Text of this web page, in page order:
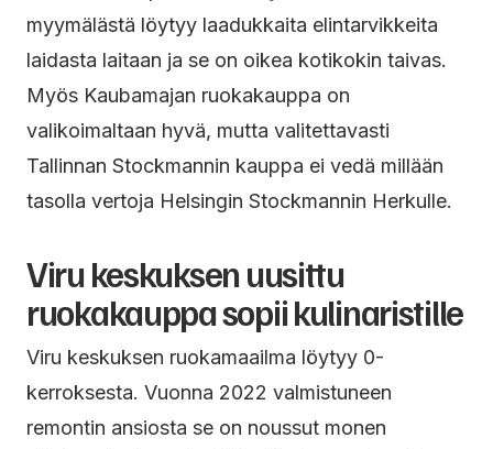
myymälästä löytyy laadukkaita elintarvikkeita
laidasta laitaan ja se on oikea kotikokin taivas.
Myös Kaubamajan ruokakauppa on
valikoimaltaan hyvä, mutta valitettavasti
Tallinnan Stockmannin kauppa ei vedä millään
tasolla vertoja Helsingin Stockmannin Herkulle.
Viru keskuksen uusittu
ruokakauppa sopii kulinaristille
Viru keskuksen ruokamaailma löytyy 0-
kerroksesta. Vuonna 2022 valmistuneen
remontin ansiosta se on noussut monen